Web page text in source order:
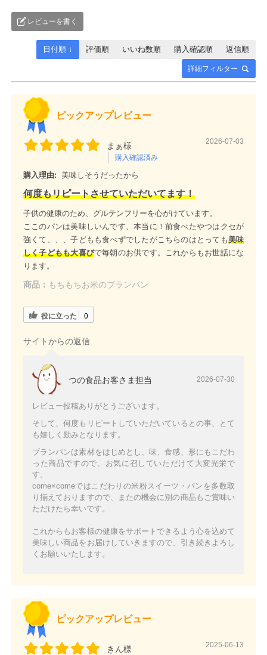
レビューを書く
詳細フィルター
日付順 ↓ 評価順 いいね数順 購入確認順 返信順
ピックアップレビュー
まぁ様
購入確認済み
2026-07-03
購入理由: 美味しそうだったから
何度もリピートさせていただいてます！
子供の健康のため、グルテンフリーを心がけています。
ここのパンは美味しいんです、本当に！前食べたやつはクセが
強くて、、、子どもも食べずでしたがこちらのはとっても美味
しく子どもも大喜びで毎朝のお供です。これからもお世話にな
ります。
商品： もちもちお米のブランパン
役に立った 0
サイトからの返信
つの食品お客さま担当 2026-07-30
レビュー投稿ありがとうございます。
そして、何度もリピートしていただいているとの事、とて
も嬉しく励みとなります。
ブランパンは素材をはじめとし、味、食感、形にもこだわ
った商品ですので、お気に召していただけて大変光栄で
す。
come×comeではこだわりの米粉スイーツ・パンを多数取
り揃えておりますので、またの機会に別の商品もご賞味い
ただけたら幸いです。
これからもお客様の健康をサポートできるよう心を込めて
美味しい商品をお届けしていきますので、引き続きよろし
くお願いいたします。
ピックアップレビュー
きん様 2025-06-13